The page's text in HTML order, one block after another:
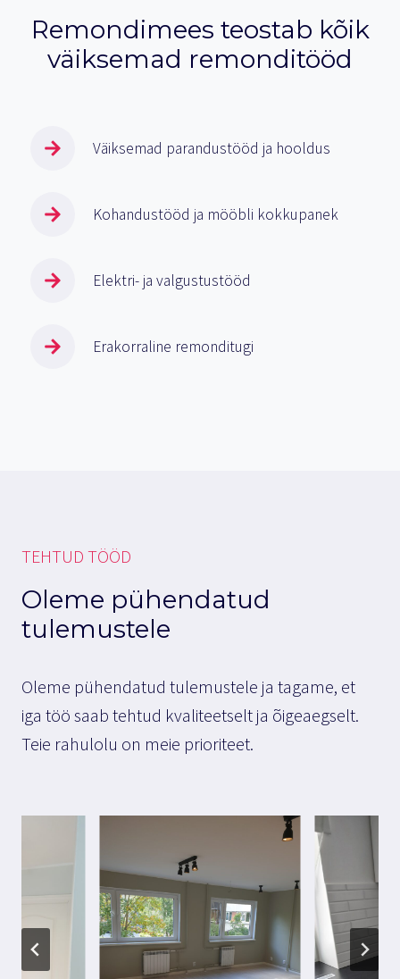
Remondimees teostab kõik
väiksemad remonditööd
Väiksemad parandustööd ja hooldus
Kohandustööd ja mööbli kokkupanek
Elektri- ja valgustustööd
Erakorraline remonditugi
TEHTUD TÖÖD
Oleme pühendatud
tulemustele
Oleme pühendatud tulemustele ja tagame, et
iga töö saab tehtud kvaliteetselt ja õigeaegselt.
Teie rahulolu on meie prioriteet.